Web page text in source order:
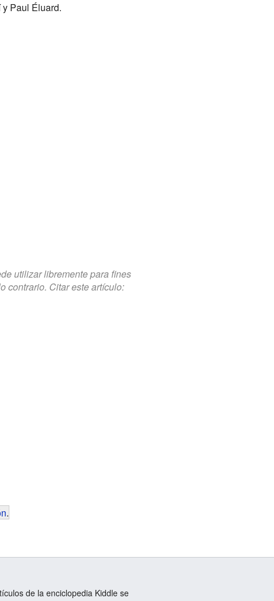
Paul Éluard.
utilizar libremente para fines
contrario. Citar este artículo:
.
de la enciclopedia Kiddle se